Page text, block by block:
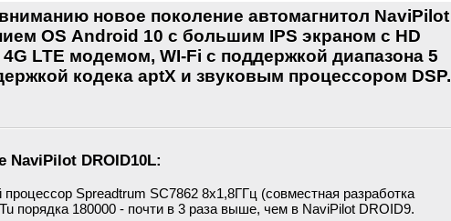
новое поколение автомагнитол NaviPilot
OS Android 10 с большим IPS экраном с HD
LTE модемом, WI-Fi с поддержкой диапазона 5
кодека aptX и звуковым процессором DSP.
NaviPilot DROID10L:
Spreadtrum SC7862 8х1,8ГГц (совместная разработка
порядка 180000 - почти в 3 раза выше, чем в NaviPilot DROID9.